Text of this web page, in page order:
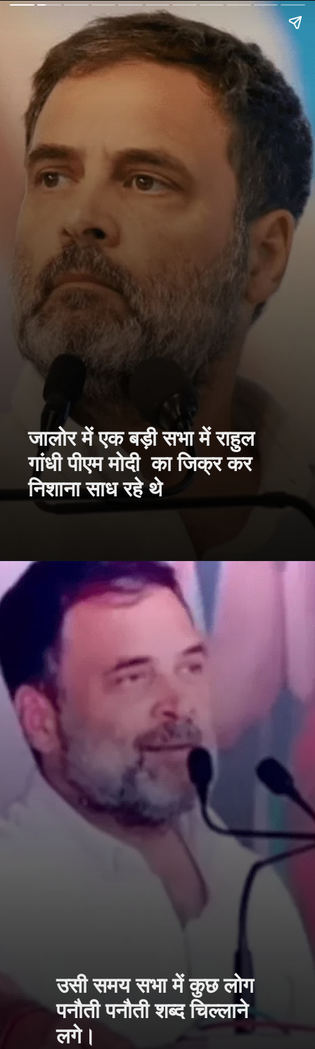
जालोर में एक बड़ी सभा में राहुल
गांधी पीएम मोदी का जिक्र कर
निशाना साध रहे थे
उसी समय सभा में कुछ लोग
पनौती पनौती शब्द चिल्लाने
लगे।